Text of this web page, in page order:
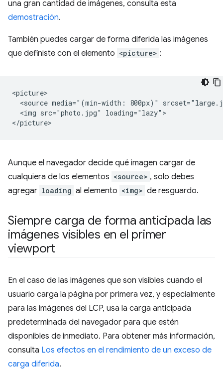
una gran cantidad de imágenes, consulta esta
demostración.
También puedes cargar de forma diferida las imágenes
que definiste con el elemento <picture> :
<picture>
<source media="(min-width: 800px)"
  <img src="photo.jpg" loading="lazy">
Aunque el navegador decide qué imagen cargar de
cualquiera de los elementos <source> , solo debes
agregar loading al elemento <img> de resguardo.
Siempre carga de forma anticipada las
imágenes visibles en el primer
viewport
En el caso de las imágenes que son visibles cuando el
usuario carga la página por primera vez, y especialmente
para las imágenes del LCP, usa la carga anticipada
predeterminada del navegador para que estén
disponibles de inmediato. Para obtener más información,
consulta Los efectos en el rendimiento de un exceso de
carga diferida.